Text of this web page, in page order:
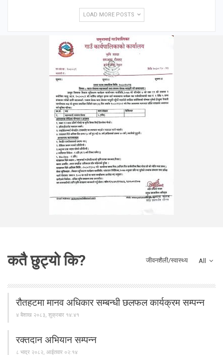
LOAD MORE POSTS
All
कतै छुट्यो कि? जीवनशैली/स्वास्थ्य
रौतहटमा मानव अधिकार सम्बन्धी छलफल कार्यक्रम सम्पन्न
४ बैशाख २०८३, शुक्रबार १४:४१
रक्तदान अभियान सम्पन्न
८ भाद्र २०८२, आईतवार ०२:१४